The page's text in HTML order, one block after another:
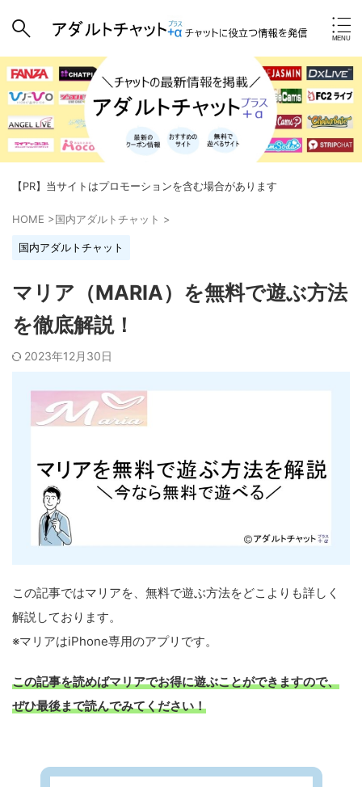
【PR】当サイトはプロモーションを含む場合があります
HOME >国内アダルトチャット >
国内アダルトチャット
マリア（MARIA）を無料で遊ぶ方法
を徹底解説！
2023年12月30日
この記事ではマリアを、無料で遊ぶ方法をどこよりも詳しく
解説しております。
※マリアはiPhone専用のアプリです。
この記事を読めばマリアでお得に遊ぶことができますので、
ぜひ最後まで読んでみてください！